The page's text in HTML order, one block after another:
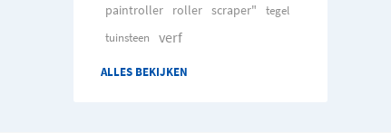
paintroller
roller scraper"
tegel
tuinsteen
verf
ALLES BEKIJKEN